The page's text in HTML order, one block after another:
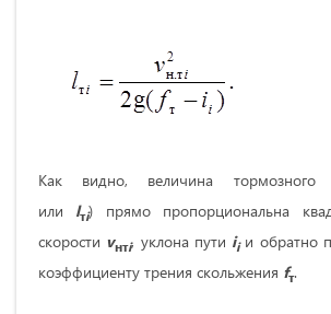
Как видно, величина
или lтi) прямо пропорциональна
скорости vнтi, уклона пути iiи обратно
коэффициенту трения скольжения fт.